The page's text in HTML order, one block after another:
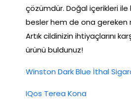
çözümdür. Doğal içerikleri ile
besler hem de ona gereken
Artık cildinizin ihtiyaçlarını
ürünü buldunuz!
Winston Dark Blue İthal
IQos Terea Kona